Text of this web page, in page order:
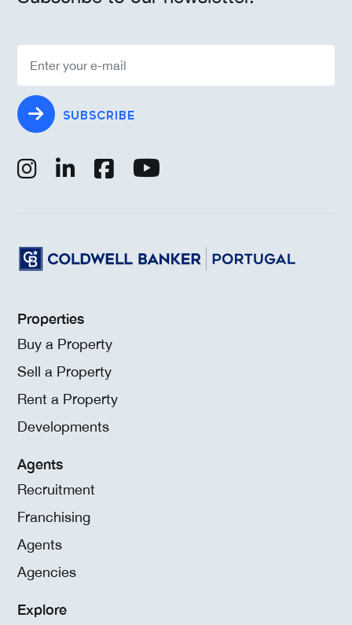
SUBSCRIBE
Properties
Buy a Property
Sell a Property
Rent a Property
Developments
Agents
Recruitment
Franchising
Agents
Agencies
Explore